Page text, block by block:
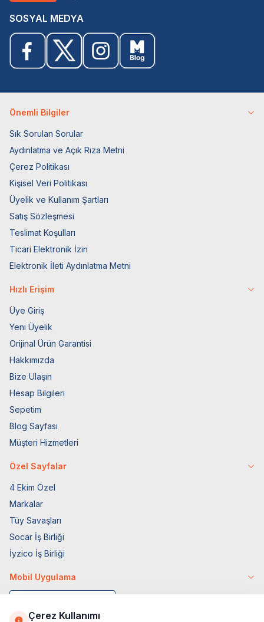
SOSYAL MEDYA
Önemli Bilgiler
Sık Sorulan Sorular
Aydınlatma ve Açık Rıza Metni
Çerez Politikası
Kişisel Veri Politikası
Üyelik ve Kullanım Şartları
Satış Sözleşmesi
Teslimat Koşulları
Ticari Elektronik İzin
Elektronik İleti Aydınlatma Metni
Hızlı Erişim
Üye Giriş
Yeni Üyelik
Orijinal Ürün Garantisi
Hakkımızda
Bize Ulaşın
Hesap Bilgileri
Sepetim
Blog Sayfası
Müşteri Hizmetleri
Özel Sayfalar
4 Ekim Özel
Markalar
Tüy Savaşları
Socar İş Birliği
İyzico İş Birliği
Mobil Uygulama
Çerez Kullanımı